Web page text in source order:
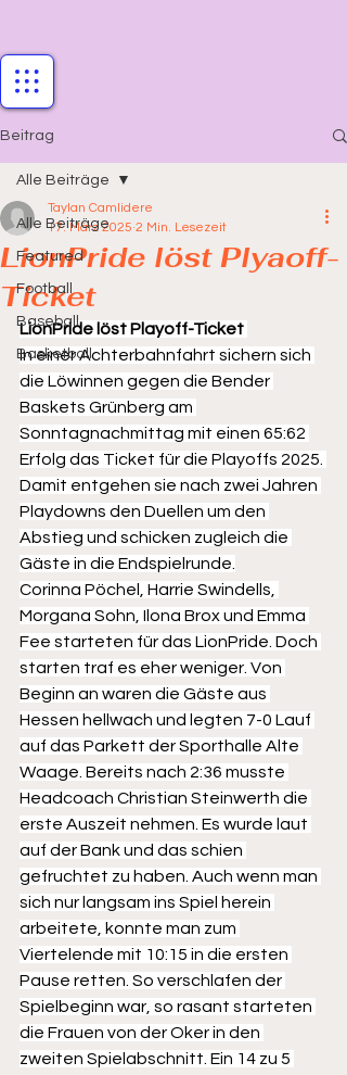
Beitrag
Alle Beiträge
Featured
Football
Baseball
Basketball
Alle Beiträge
LionPride löst Plyaoff-
Ticket
Taylan Camlidere
17. März 2025 2 Min. Lesezeit
LionPride löst Playoff-Ticket
In einer Achterbahnfahrt sichern sich
die Löwinnen gegen die Bender
Baskets Grünberg am
Sonntagnachmittag mit einen 65:62
Erfolg das Ticket für die Playoffs 2025.
Damit entgehen sie nach zwei Jahren
Playdowns den Duellen um den
Abstieg und schicken zugleich die
Gäste in die Endspielrunde.
Corinna Pöchel, Harrie Swindells,
Morgana Sohn, Ilona Brox und Emma
Fee starteten für das LionPride. Doch
starten traf es eher weniger. Von
Beginn an waren die Gäste aus
Hessen hellwach und legten 7-0 Lauf
auf das Parkett der Sporthalle Alte
Waage. Bereits nach 2:36 musste
Headcoach Christian Steinwerth die
erste Auszeit nehmen. Es wurde laut
auf der Bank und das schien
gefruchtet zu haben. Auch wenn man
sich nur langsam ins Spiel herein
arbeitete, konnte man zum
Viertelende mit 10:15 in die ersten
Pause retten. So verschlafen der
Spielbeginn war, so rasant starteten
die Frauen von der Oker in den
zweiten Spielabschnitt. Ein 14 zu 5